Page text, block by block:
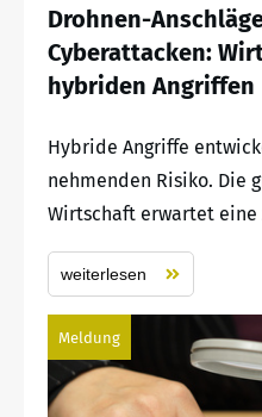
Drohnen-
Cyberattacken:
hybriden Angriffen
Hybride Angriffe
nehmenden Risiko. Die
Wirtschaft erwartet eine
weiterlesen
Meldung